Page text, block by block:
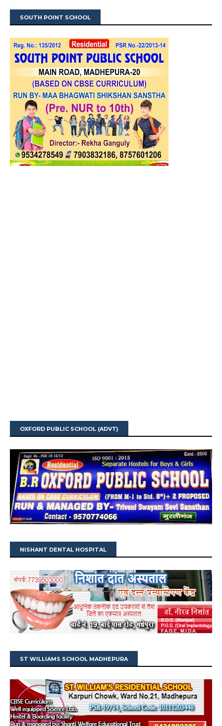
SOUTH POINT SCHOOL
OXFORD PUBLIC SCHOOL (ADVT)
NISHANT DENTAL HOSPITAL
ST WILLIAMS SCHOOL MADHEPURA